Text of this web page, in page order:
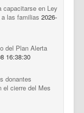
capacitarse en Ley
las familias 2026-
del Plan Alerta
16:38:30
donantes
el cierre del Mes